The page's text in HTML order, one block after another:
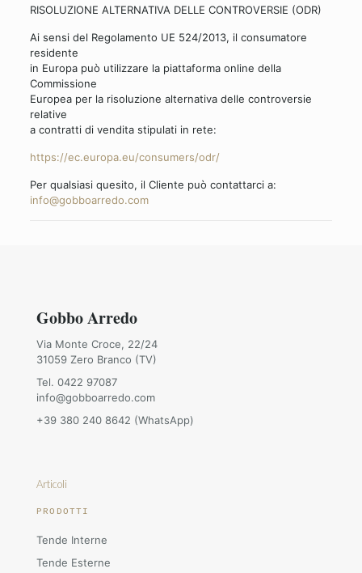
RISOLUZIONE ALTERNATIVA DELLE CONTROVERSIE (ODR)
Ai sensi del Regolamento UE 524/2013, il consumatore
residente
in Europa può utilizzare la piattaforma online della
Commissione
Europea per la risoluzione alternativa delle controversie
relative
a contratti di vendita stipulati in rete:
https://ec.europa.eu/consumers/odr/
Per qualsiasi quesito, il Cliente può contattarci a:
info@gobboarredo.com
Gobbo Arredo
Via Monte Croce, 22/24
31059 Zero Branco (TV)
Tel. 0422 97087
info@gobboarredo.com
+39 380 240 8642 (WhatsApp)
Articoli
PRODOTTI
Tende Interne
Tende Esterne